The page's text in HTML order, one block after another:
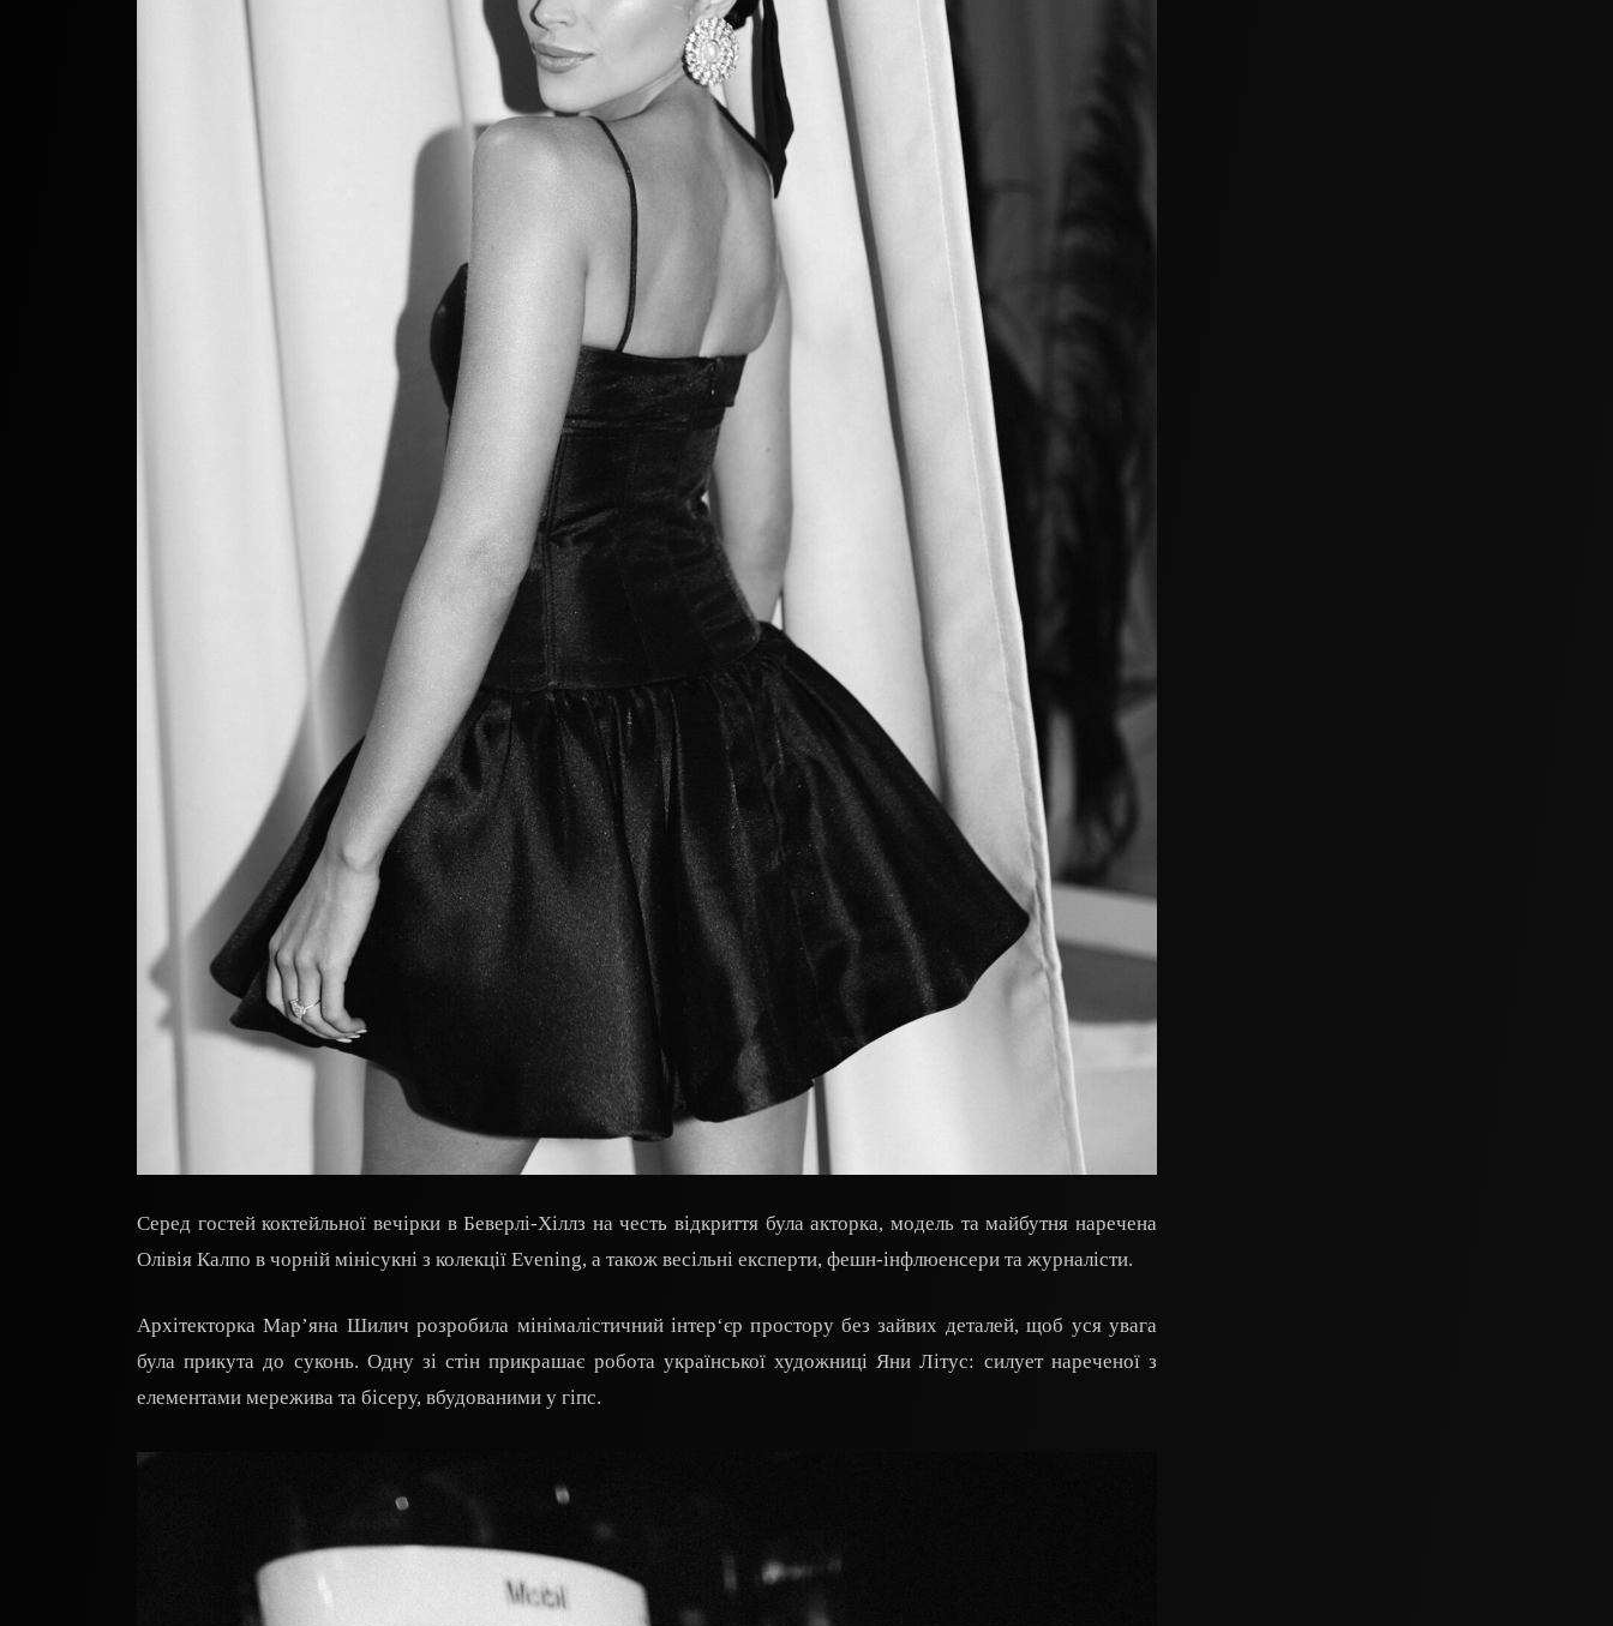
Серед гостей коктейльної вечірки в Беверлі-Хіллз на честь відкриття була акторка, модель та майбутня наречена
Олівія Калпо в чорній мінісукні з колекції Evening, а також весільні експерти, фешн-інфлюенсери та журналісти.
Архітекторка Мар’яна Шилич розробила мінімалістичний інтер‘єр простору без зайвих деталей, щоб уся увага
була прикута до суконь. Одну зі стін прикрашає робота української художниці Яни Літус: силует нареченої з
елементами мережива та бісеру, вбудованими у гіпс.